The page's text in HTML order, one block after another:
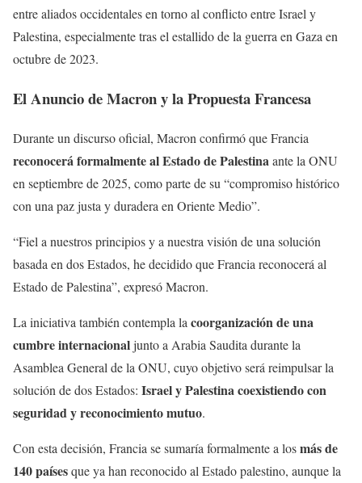
entre aliados occidentales en torno al conflicto entre Israel y
Palestina, especialmente tras el estallido de la guerra en Gaza en
octubre de 2023.
El Anuncio de Macron y la Propuesta Francesa
Durante un discurso oficial, Macron confirmó que Francia
reconocerá formalmente al Estado de Palestinaante la ONU
en septiembre de 2025, como parte de su “compromiso histórico
con una paz justa y duradera en Oriente Medio”.
“Fiel a nuestros principios y a nuestra visión de una solución
basada en dos Estados, he decidido que Francia reconocerá al
Estado de Palestina”, expresó Macron.
La iniciativa también contempla la coorganización de una
cumbre internacionaljunto a Arabia Saudita durante la
Asamblea General de la ONU, cuyo objetivo será reimpulsar la
solución de dos Estados: Israel y Palestina coexistiendo con
seguridad y reconocimiento mutuo.
Con esta decisión, Francia se sumaría formalmente a losmás de
140 paísesque ya han reconocido al Estado palestino, aunque la